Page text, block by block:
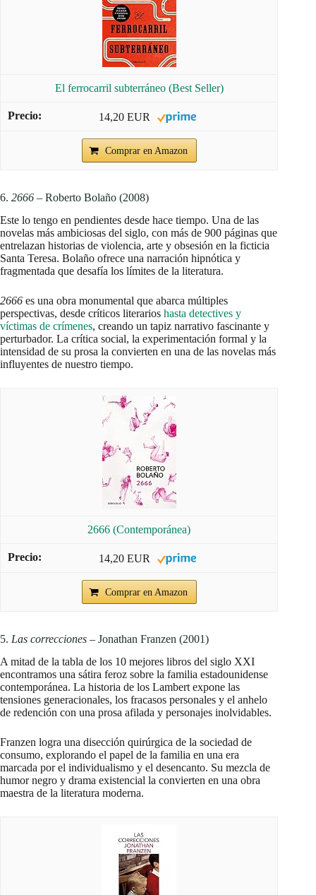
El ferrocarril subterráneo (Best Seller)
14,20 EUR
Comprar en Amazon
6. 2666 – Roberto Bolaño (2008)
Este lo tengo en pendientes desde hace tiempo. Una de las
novelas más ambiciosas del siglo, con más de 900 páginas que
entrelazan historias de violencia, arte y obsesión en la ficticia
Santa Teresa. Bolaño ofrece una narración hipnótica y
fragmentada que desafía los límites de la literatura.
2666 es una obra monumental que abarca múltiples
perspectivas, desde críticos literarios hasta detectives y
víctimas de crímenes, creando un tapiz narrativo fascinante y
perturbador. La crítica social, la experimentación formal y la
intensidad de su prosa la convierten en una de las novelas más
influyentes de nuestro tiempo.
2666 (Contemporánea)
14,20 EUR
Comprar en Amazon
5. Las correcciones – Jonathan Franzen (2001)
A mitad de la tabla de los 10 mejores libros del siglo XXI
encontramos una sátira feroz sobre la familia estadounidense
contemporánea. La historia de los Lambert expone las
tensiones generacionales, los fracasos personales y el anhelo
de redención con una prosa afilada y personajes inolvidables.
Franzen logra una disección quirúrgica de la sociedad de
consumo, explorando el papel de la familia en una era
marcada por el individualismo y el desencanto. Su mezcla de
humor negro y drama existencial la convierten en una obra
maestra de la literatura moderna.